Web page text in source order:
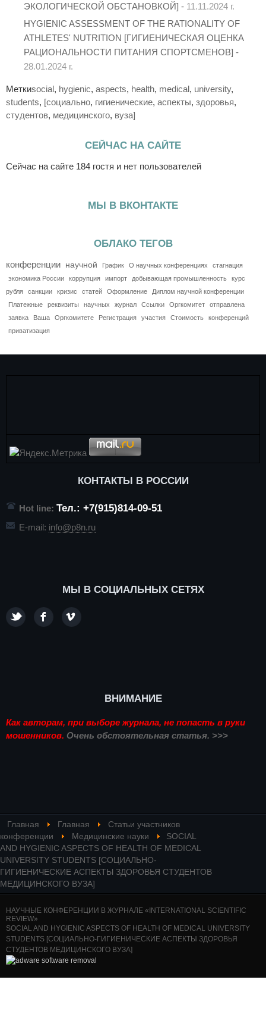
ЭКОЛОГИЧЕСКОЙ ОБСТАНОВКОЙ] - 11.11.2024 г.
HYGIENIC ASSESSMENT OF THE RATIONALITY OF
ATHLETES' NUTRITION [ГИГИЕНИЧЕСКАЯ ОЦЕНКА
РАЦИОНАЛЬНОСТИ ПИТАНИЯ СПОРТСМЕНОВ] -
28.01.2024 г.
Меткиsocial, hygienic, aspects, health, medical, university,
students, [социально, гигиенические, аспекты, здоровья,
студентов, медицинского, вуза]
СЕЙЧАС НА САЙТЕ
Сейчас на сайте 184 гостя и нет пользователей
МЫ В ВКОНТАКТЕ
ОБЛАКО ТЕГОВ
конференции научной График О научных конференциях
стагнация
экономика России
коррупция импорт добывающая промышленность
курс
рубля
санкции кризис статей Оформление
Диплом научной конференции
Платежные
реквизиты научных журнал Ссылки Оргкомитет
отправлена
заявка
Ваша Оргкомитете Регистрация участия Стоимость
конференций
приватизация
КОНТАКТЫ В РОССИИ
Hot line: Тел.: +7(915)814-09-51
E-mail: info@p8n.ru
МЫ В СОЦИАЛЬНЫХ СЕТЯХ
ВНИМАНИЕ
Как авторам, при выборе журнала, не попасть в руки
мошенников. Очень обстоятельная статья. >>>
Главная Главная
Статьи участников
конференции
Медицинские науки
SOCIAL
AND HYGIENIC ASPECTS OF HEALTH OF MEDICAL
UNIVERSITY STUDENTS [СОЦИАЛЬНО-
ГИГИЕНИЧЕСКИЕ АСПЕКТЫ ЗДОРОВЬЯ СТУДЕНТОВ
МЕДИЦИНСКОГО ВУЗА]
НАУЧНЫЕ КОНФЕРЕНЦИИ В ЖУРНАЛЕ «INTERNATIONAL SCIENTIFIC
REVIEW»
SOCIAL AND HYGIENIC ASPECTS OF HEALTH OF MEDICAL UNIVERSITY
STUDENTS [СОЦИАЛЬНО-ГИГИЕНИЧЕСКИЕ АСПЕКТЫ ЗДОРОВЬЯ
СТУДЕНТОВ МЕДИЦИНСКОГО ВУЗА]